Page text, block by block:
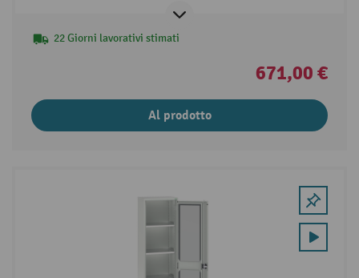
22 Giorni lavorativi stimati
671,00 €
Al prodotto